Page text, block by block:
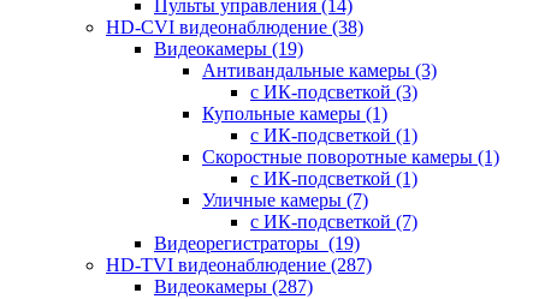
Пульты управления (14)
HD-CVI видеонаблюдение (38)
Видеокамеры (19)
Антивандальные камеры (3)
с ИК-подсветкой (3)
Купольные камеры (1)
с ИК-подсветкой (1)
Скоростные поворотные камеры (1)
с ИК-подсветкой (1)
Уличные камеры (7)
с ИК-подсветкой (7)
Видеорегистраторы (19)
HD-TVI видеонаблюдение (287)
Видеокамеры (287)